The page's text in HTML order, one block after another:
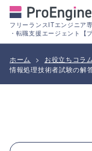
フリーランスITエンジニア
・転職支援エージェント【
ホーム > お役立ちコラム
情報処理技術者試験の解